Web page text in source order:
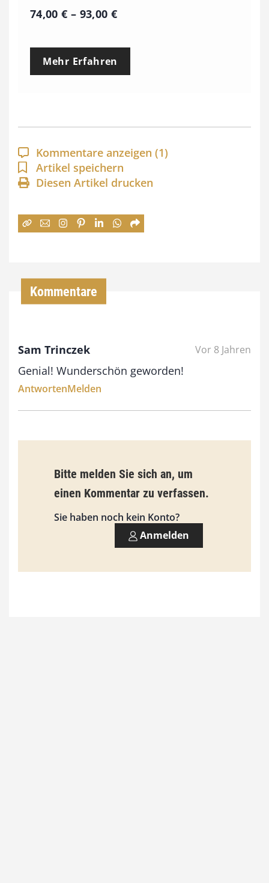
74,00€ – 93,00 €P
e
p
a
n
n
:
b
,
0
0
€
Mehr Erfahren
Kommentare anzeigen (1)
Artikel speichern
Diesen Artikel drucken
Kommentare
Sam Trinczek Vor 8 Jahren
Genial! Wunderschön geworden!
AntwortenMelden
Bitte melden Sie sich an, um
einen Kommentar zu verfassen.
Sie haben noch kein Konto?
Anmelden